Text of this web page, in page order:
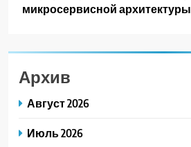
микросервисной архитектуры
Архив
Август 2026
Июль 2026